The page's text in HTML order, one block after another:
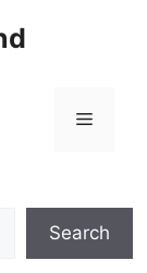
Menü
Search